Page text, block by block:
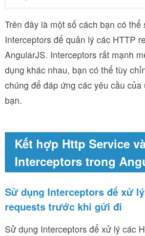
Trên đây là một số cách bạn có thể
Interceptors để quản lý các HTTP
AngularJS. Interceptors rất mạnh
dụng khác nhau, bạn có thể tùy
chúng để đáp ứng các yêu cầu
bạn.
Kết hợp Http Service
Interceptors trong
Sử dụng Interceptors để xử
requests trước khi gửi đi
Sử dụng Interceptors để xử lý các